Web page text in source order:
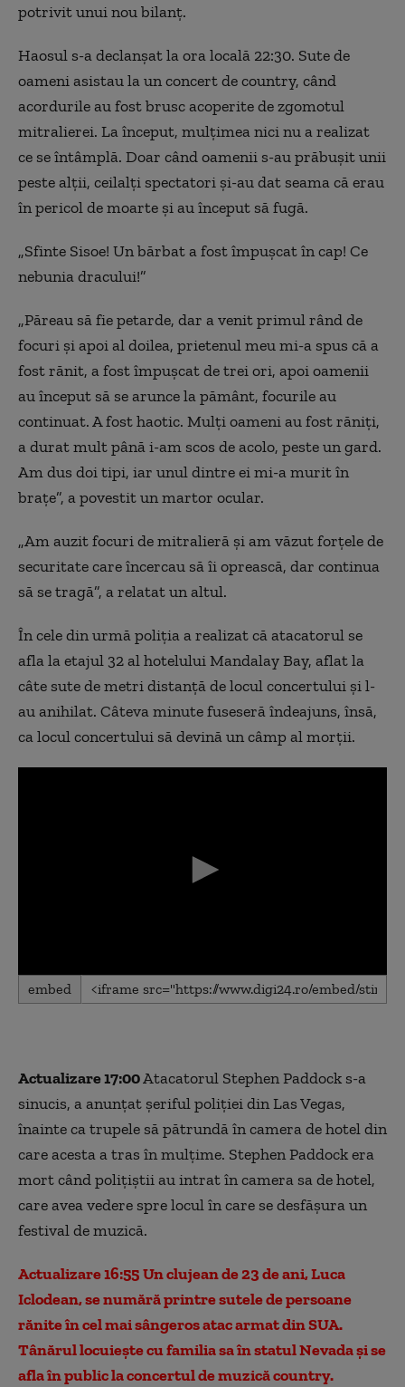
potrivit unui nou bilanț.
Haosul s-a declanşat la ora locală 22:30. Sute de
oameni asistau la un concert de country, când
acordurile au fost brusc acoperite de zgomotul
mitralierei. La început, mulţimea nici nu a realizat
ce se întâmplă. Doar când oamenii s-au prăbuşit unii
peste alţii, ceilalţi spectatori şi-au dat seama că erau
în pericol de moarte şi au început să fugă.
„Sfinte Sisoe! Un bărbat a fost împuşcat în cap! Ce
nebunia dracului!”
„Păreau să fie petarde, dar a venit primul rând de
focuri şi apoi al doilea, prietenul meu mi-a spus că a
fost rănit, a fost împuşcat de trei ori, apoi oamenii
au început să se arunce la pământ, focurile au
continuat. A fost haotic. Mulţi oameni au fost răniţi,
a durat mult până i-am scos de acolo, peste un gard.
Am dus doi tipi, iar unul dintre ei mi-a murit în
braţe”, a povestit un martor ocular.
„Am auzit focuri de mitralieră şi am văzut forţele de
securitate care încercau să îi oprească, dar continua
să se tragă”, a relatat un altul.
În cele din urmă poliţia a realizat că atacatorul se
afla la etajul 32 al hotelului Mandalay Bay, aflat la
câte sute de metri distanţă de locul concertului şi l-
au anihilat. Câteva minute fuseseră îndeajuns, însă,
ca locul concertului să devină un câmp al morţii.
0
seconds
embed
Actualizare 17:00Atacatorul Stephen Paddock s-a
sinucis, a anunțat șeriful poliției din Las Vegas,
înainte ca trupele să pătrundă în camera de hotel din
care acesta a tras în mulțime. Stephen Paddock era
mort când polițiștii au intrat în camera sa de hotel,
care avea vedere spre locul în care se desfășura un
festival de muzică.
Actualizare 16:55Un clujean de 23 de ani, Luca
Iclodean, se numără printre sutele de persoane
rănite în cel mai sângeros atac armat din SUA.
Tânărul locuiește cu familia sa în statul Nevada și se
afla în public la concertul de muzică country.